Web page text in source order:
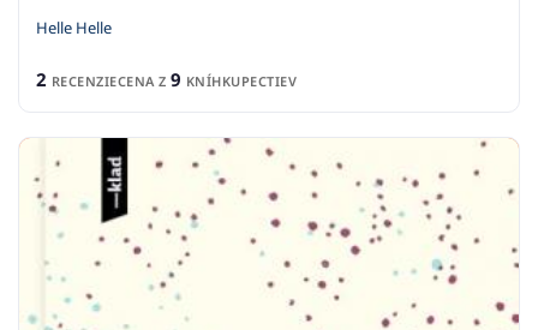
Helle Helle
2 RECENZIECENA Z 9 KNÍHKUPECTIEV